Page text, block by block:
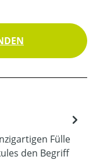
Fülle
den Begriff